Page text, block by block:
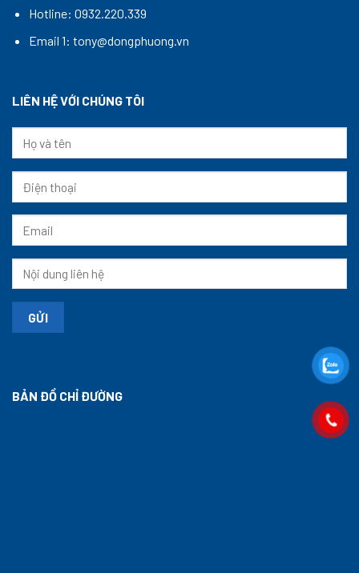
Hotline: 0932.220.339
Email 1: tony@dongphuong.vn
LIÊN HỆ VỚI CHÚNG TÔI
BẢN ĐỒ CHỈ ĐƯỜNG